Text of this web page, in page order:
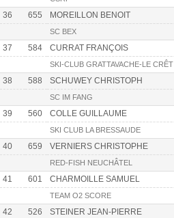
36 655 MOREILLON BENOIT
SC BEX
37 584 CURRAT FRANÇOIS
SKI-CLUB GRATTAVACHE-LE CRÊT
38 588 SCHUWEY CHRISTOPH
SC IM FANG
39 560 COLLE GUILLAUME
SKI CLUB LA BRESSAUDE
40 659 VERNIERS CHRISTOPHE
RED-FISH NEUCHÂTEL
41 601 CHARMOILLE SAMUEL
TEAM O2 SCORE
42 526 STEINER JEAN-PIERRE